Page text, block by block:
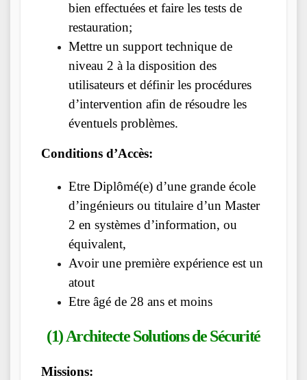
bien effectuées et faire les tests de
restauration;
Mettre un support technique de
niveau 2 à la disposition des
utilisateurs et définir les procédures
d’intervention afin de résoudre les
éventuels problèmes.
Conditions d’Accès:
Etre Diplômé(e) d’une grande école
d’ingénieurs ou titulaire d’un Master
2 en systèmes d’information, ou
équivalent,
Avoir une première expérience est un
atout
Etre âgé de 28 ans et moins
(1) Architecte Solutions de Sécurité
Missions: